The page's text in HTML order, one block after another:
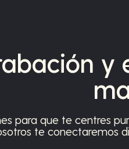
y
para que te centres
te conectaremos